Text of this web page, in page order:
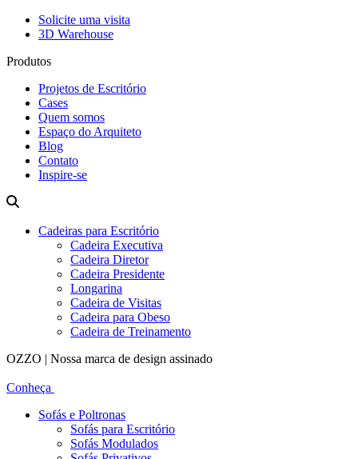
Solicite uma visita
3D Warehouse
Produtos
Projetos de Escritório
Cases
Quem somos
Espaço do Arquiteto
Blog
Contato
Inspire-se
Cadeiras para Escritório
Cadeira Executiva
Cadeira Diretor
Cadeira Presidente
Longarina
Cadeira de Visitas
Cadeira para Obeso
Cadeira de Treinamento
OZZO | Nossa marca de design assinado
Conheça
Sofás e Poltronas
Sofás para Escritório
Sofás Modulados